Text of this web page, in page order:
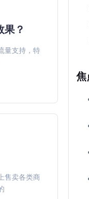
？
量支持，特
售卖各类商